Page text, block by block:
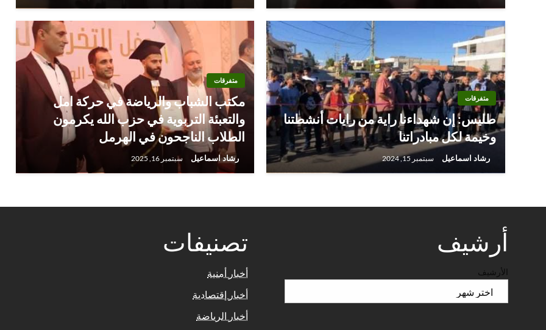
متفرقات
طليس: إن شهداءنا راية من رايات أنشطتنا
وخيمة لكل مبادراتنا
رشاد اسماعيل سبتمبر 15, 2024
متفرقات
مكتب الشباب والرياضة في حركة امل
والتعبئة التربوية في حزب الله يكرمون
الطلاب الناجحون في الهرمل
رشاد اسماعيل سبتمبر 16, 2025
أرشيف
الأرشيف
تصنيفات
أخبار أمنية
أخبار إقتصادية
أخبار الرياضة